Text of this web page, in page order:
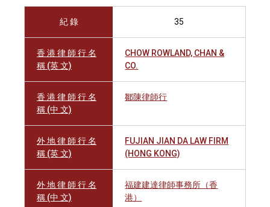
紀 錄 35
香 港 律 師 行 名
稱 (英 文)
CHOW ROWLAND, CHAN &
CO.
香 港 律 師 行 名
稱 (中 文)
鄒陳律師行
外 地 律 師 行 名
稱 (英 文)
FUJIAN JIAN DA LAW FIRM
(HONG KONG)
外 地 律 師 行 名
稱 (中 文)
福建建達律師事務所（香
港）